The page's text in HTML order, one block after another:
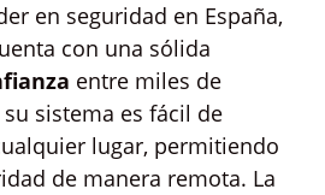
en seguridad en España,
con una sólida
entre miles de
sistema es fácil de
lugar, permitiendo
de manera remota. La